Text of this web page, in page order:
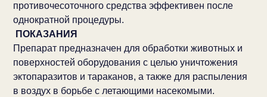
противочесоточного средства эффективен после
однократной процедуры.
ПОКАЗАНИЯ
Препарат предназначен для обработки животных и
поверхностей оборудования с целью уничтожения
эктопаразитов и тараканов, а также для распыления
в воздух в борьбе с летающими насекомыми.